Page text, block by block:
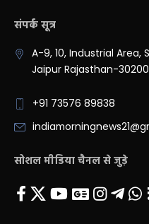
संपर्क सूत्र
A-9, 10, Industrial Area,
Jaipur Rajasthan-
+91 73576 89838
सोशल मीडिया चैनल से जुड़े